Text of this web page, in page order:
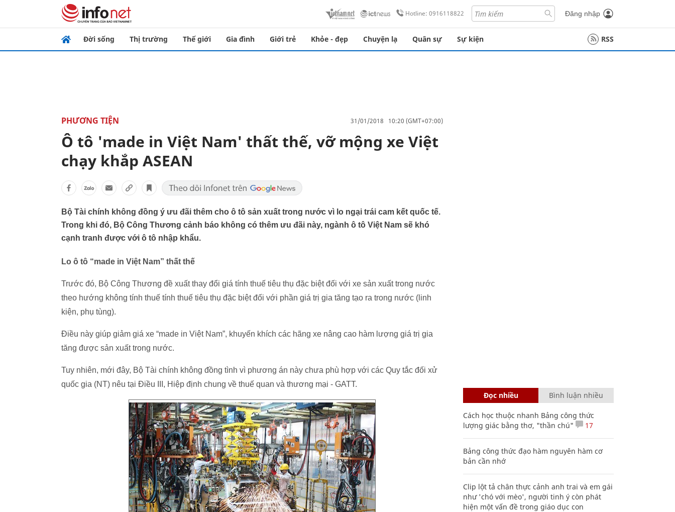
Hotline: 0916118822 Đăng nhập
Đời sống Thị trường Thế giới Gia đình Giới trẻ Khỏe - đẹp Chuyện lạ Quân sự Sự kiện RSS
PHƯƠNG TIỆN 31/01/2018 10:20 (GMT+07:00)
Ô tô 'made in Việt Nam' thất thế, vỡ mộng xe Việt
chạy khắp ASEAN
Bộ Tài chính không đồng ý ưu đãi thêm cho ô tô sản xuất trong nước vì lo ngại trái cam kết quốc tế.
Trong khi đó, Bộ Công Thương cảnh báo không có thêm ưu đãi này, ngành ô tô Việt Nam sẽ khó
cạnh tranh được với ô tô nhập khẩu.
Lo ô tô “made in Việt Nam” thất thế
Trước đó, Bộ Công Thương đề xuất thay đổi giá tính thuế tiêu thụ đặc biệt đối với xe sản xuất trong nước
theo hướng không tính thuế tính thuế tiêu thụ đặc biệt đối với phần giá trị gia tăng tạo ra trong nước (linh
kiện, phụ tùng).
Điều này giúp giảm giá xe “made in Việt Nam”, khuyến khích các hãng xe nâng cao hàm lượng giá trị gia
tăng được sản xuất trong nước.
Tuy nhiên, mới đây, Bộ Tài chính không đồng tình vì phương án này chưa phù hợp với các Quy tắc đối xử
quốc gia (NT) nêu tại Điều III, Hiệp định chung về thuế quan và thương mại - GATT.
Đọc nhiều Bình luận nhiều
Cách học thuộc nhanh Bảng công thức
lượng giác bằng thơ, "thần chú"
17
Bảng công thức đạo hàm nguyên hàm cơ
bản cần nhớ
Clip lột tả chân thực cảnh anh trai và em gái
như 'chó với mèo', người tinh ý còn phát
hiện một vấn đề trong giáo dục con